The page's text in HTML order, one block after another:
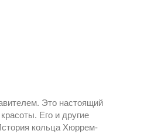
Это настоящий
Его и другие
кольца Хюррем-